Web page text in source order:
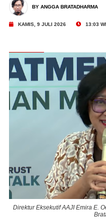
BY ANGGA BRATADHARMA
KAMIS, 9 JULI 2026 13:03
Direktur Eksekutif AAJI Emira E.